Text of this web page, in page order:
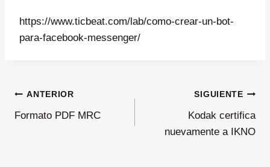
https://www.ticbeat.com/lab/como-crear-un-bot-
para-facebook-messenger/
Navegación
de
ANTERIOR
Formato PDF MRC
SIGUIENTE
Kodak certifica
nuevamente a IKNO